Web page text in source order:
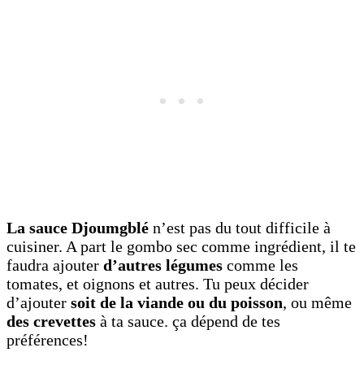
La sauce Djoumgblé n’est pas du tout difficile à
cuisiner. A part le gombo sec comme ingrédient, il te
faudra ajouter d’autres légumes comme les
tomates, et oignons et autres. Tu peux décider
d’ajouter soit de la viande ou du poisson, ou même
des crevettes à ta sauce. ça dépend de tes
préférences!